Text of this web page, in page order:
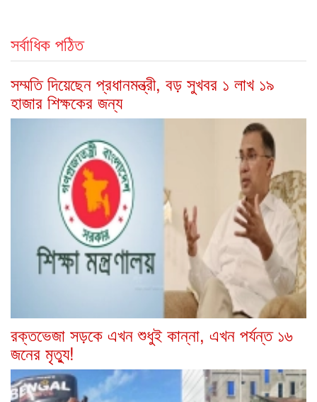
সর্বাধিক পঠিত
সম্মতি দিয়েছেন প্রধানমন্ত্রী, বড় সুখবর ১ লাখ ১৯
হাজার শিক্ষকের জন্য
রক্তভেজা সড়কে এখন শুধুই কান্না, এখন পর্যন্ত ১৬
জনের মৃত্যু!